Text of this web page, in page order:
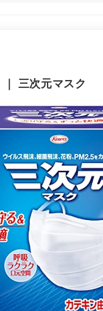
｜ 三次元マスク